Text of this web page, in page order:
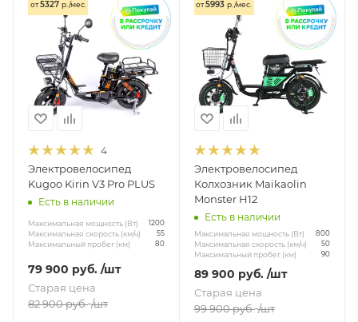
от5327 р./мес.
4
Электровелосипед
Kugoo Kirin V3 Pro PLUS
Есть в наличии
Максимальная мощность (Вт) 1200
Максимальная скорость (км/ч) 55
Максимальный пробег (км) 80
79 900 руб. /шт
Старая цена
82 900руб. /шт
от5993 р./мес.
Электровелосипед
Колхозник Maikaolin
Monster H12
Есть в наличии
Максимальная мощность (Вт) 800
Максимальная скорость (км/ч) 50
Максимальный пробег (км) 90
89 900 руб. /шт
Старая цена
99 900руб. /шт